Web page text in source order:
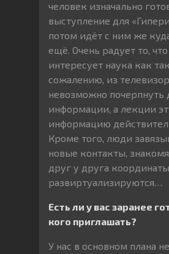
человек изначально
выступление для
потом идёт с ним же
ещё. Очень радует то,
интересует наука как
сожалению, из
невозможно почерпнуть
информации, а лекции
информацию
Кроме того, люди
новые контакты,
друг у друга
развиртуализируются…
Есть ли у вас заранее
кого приглашать?
У нас в основном плана